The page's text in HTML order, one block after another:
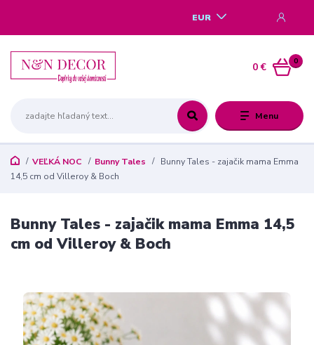
Menu
EUR
0
0 €
VEĽKÁ NOC Bunny Tales
Bunny Tales - zajačik mama Emma
14,5 cm od Villeroy & Boch
Bunny Tales - zajačik mama Emma 14,5
cm od Villeroy & Boch